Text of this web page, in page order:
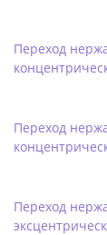
Переход
Переход
Переход